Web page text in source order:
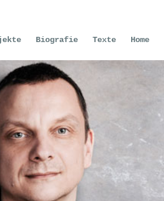
Biografie Texte Home